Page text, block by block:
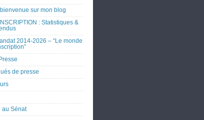
sur mon blog
: Statistiques &
2014-2026 – “Le monde
de presse
au Sénat